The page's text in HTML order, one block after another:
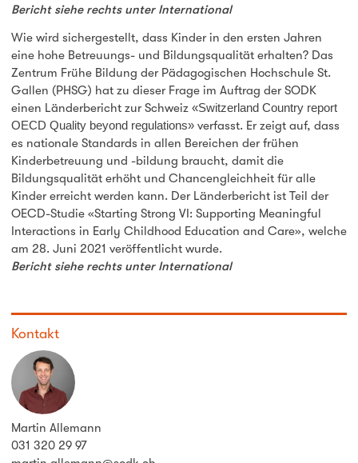
Bericht siehe rechts unter International
Wie wird sichergestellt, dass Kinder in den ersten Jahren
eine hohe Betreuungs- und Bildungsqualität erhalten? Das
Zentrum Frühe Bildung der Pädagogischen Hochschule St.
Gallen (PHSG) hat zu dieser Frage im Auftrag der SODK
einen Länderbericht zur Schweiz «Switzerland Country report
OECD Quality beyond regulations» verfasst. Er zeigt auf, dass
es nationale Standards in allen Bereichen der frühen
Kinderbetreuung und -bildung braucht, damit die
Bildungsqualität erhöht und Chancengleichheit für alle
Kinder erreicht werden kann. Der Länderbericht ist Teil der
OECD-Studie «Starting Strong VI: Supporting Meaningful
Interactions in Early Childhood Education and Care», welche
am 28. Juni 2021 veröffentlicht wurde.
Bericht siehe rechts unter International
Kontakt
Martin Allemann
031 320 29 97